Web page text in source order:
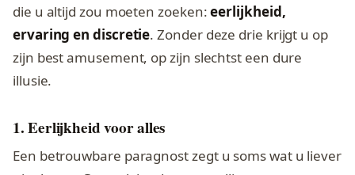
die u altijd zou moeten zoeken:eerlijkheid,
ervaring en discretie. Zonder deze drie krijgt u op
zijn best amusement, op zijn slechtst een dure
illusie.
1. Eerlijkheid voor alles
Een betrouwbare paragnost zegt u soms wat u liever